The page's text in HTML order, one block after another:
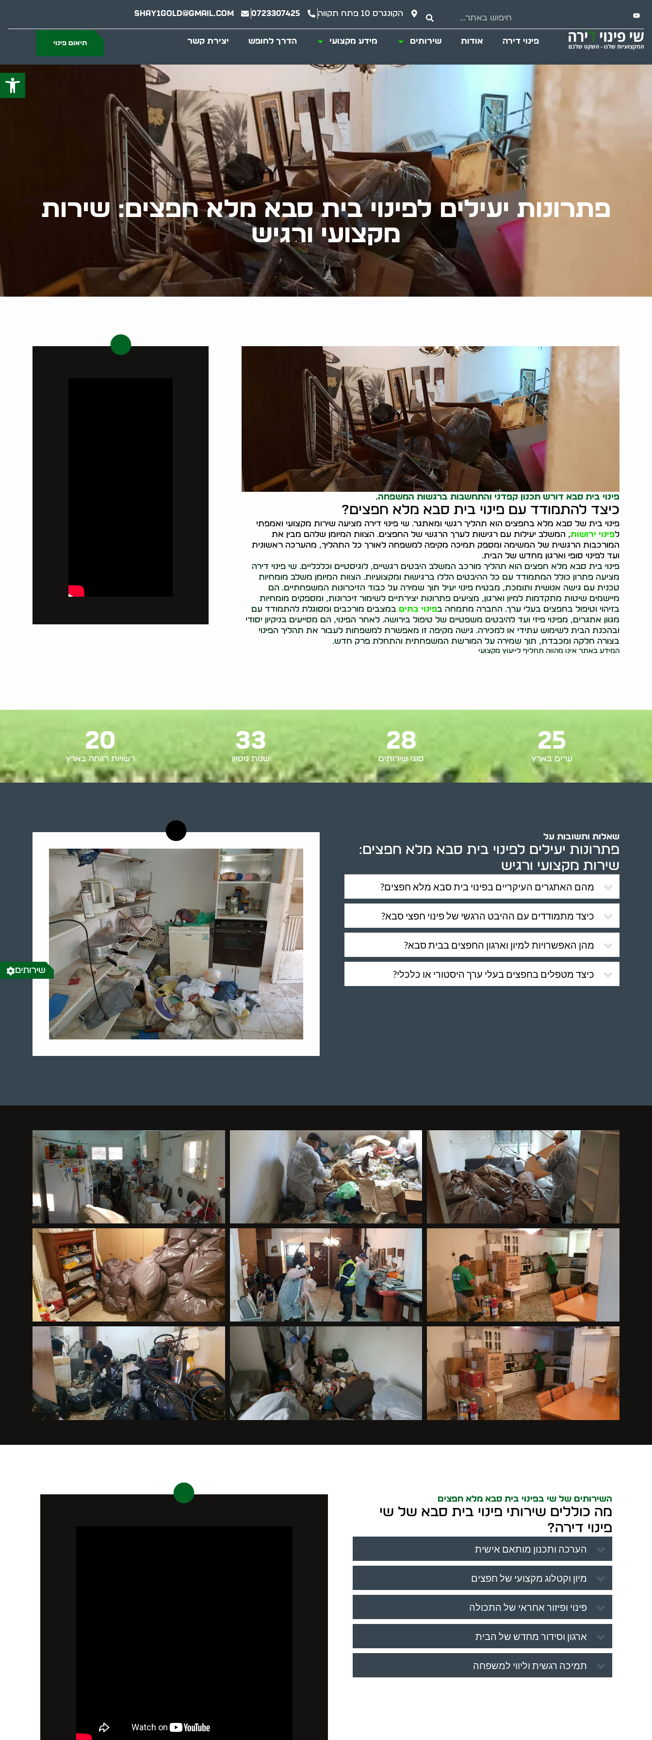
פתח
הקונגרס 10 פתח תקווה 0723307425
Shay1gold@gmail.com
פינוי דירה אודות שירותים מידע מקצועי הדרך לחופש יצירת קשר תיאום פינוי
פתרונות יעילים לפינוי בית סבא מלא חפצים: שירות
מקצועי ורגיש
פינוי בית סבא דורש תכנון קפדני והתחשבות ברגשות המשפחה.
כיצד להתמודד עם פינוי בית סבא מלא חפצים?
פינוי בית של סבא מלא בחפצים הוא תהליך רגשי ומאתגר. שי פינוי דירה מציעה שירות מקצועי ואמפתי
לפינוי ירושות, המשלב יעילות עם רגישות לערך הרגשי של החפצים. הצוות המיומן שלהם מבין את
המורכבות הרגשית של המשימה ומספק תמיכה מקיפה למשפחה לאורך כל התהליך, מהערכה ראשונית
ועד לפינוי סופי וארגון מחדש של הבית.
פינוי בית סבא מלא חפצים הוא תהליך מורכב המשלב היבטים רגשיים, לוגיסטיים וכלכליים. שי פינוי דירה
מציעה פתרון כולל המתמודד עם כל ההיבטים הללו ברגישות ומקצועיות. הצוות המיומן משלב מומחיות
טכנית עם גישה אנושית ותומכת, מבטיח פינוי יעיל תוך שמירה על כבוד הזיכרונות המשפחתיים. הם
מיישמים שיטות מתקדמות למיון וארגון, מציעים פתרונות יצירתיים לשימור זיכרונות, ומספקים מומחיות
בזיהוי וטיפול בחפצים בעלי ערך. החברה מתמחה בפינוי בתים במצבים מורכבים ומסוגלת להתמודד עם
מגוון אתגרים, מפינוי פיזי ועד להיבטים משפטיים של טיפול בירושה. לאחר הפינוי, הם מסייעים בניקיון יסודי
ובהכנת הבית לשימוש עתידי או למכירה. גישה מקיפה זו מאפשרת למשפחות לעבור את תהליך הפינוי
בצורה חלקה ומכבדת, תוך שמירה על המורשת המשפחתית והתחלת פרק חדש.
המידע באתר אינו מהווה תחליף לייעוץ מקצועי
ערים בארץ
25
סוגי שירותים
28
שנות ניסיון
33
רשויות רווחה בארץ
20
שאלות ותשובות על
פתרונות יעילים לפינוי בית סבא מלא חפצים:
שירות מקצועי ורגיש
מהם האתגרים העיקריים בפינוי בית סבא מלא חפצים?
כיצד מתמודדים עם ההיבט הרגשי של פינוי חפצי סבא?
מהן האפשרויות למיון וארגון החפצים בבית סבא?
כיצד מטפלים בחפצים בעלי ערך היסטורי או כלכלי?
השירותים של שי בפינוי בית סבא מלא חפצים
מה כוללים שירותי פינוי בית סבא של שי
פינוי דירה?
הערכה ותכנון מותאם אישית
מיון וקטלוג מקצועי של חפצים
פינוי ופיזור אחראי של התכולה
ארגון וסידור מחדש של הבית
תמיכה רגשית וליווי למשפחה
שירותים